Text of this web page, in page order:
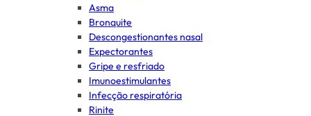
Asma
Bronquite
Descongestionantes nasal
Expectorantes
Gripe e resfriado
Imunoestimulantes
Infecção respiratória
Rinite